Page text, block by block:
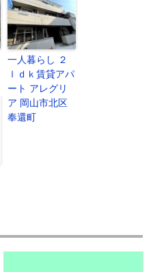
一人暮らし ２
ｌｄｋ賃貸アパ
ート アレグリ
ア 岡山市北区
奉還町